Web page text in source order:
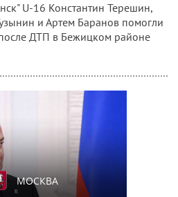
U-16 Константин Терешин,
и Артем Баранов помогли
ДТП в Бежицком районе
МОСКВА